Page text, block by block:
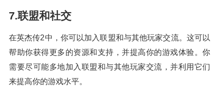
7.联盟和社交
在英杰传2中，你可以加入联盟和与其他玩家交流。这可以
帮助你获得更多的资源和支持，并提高你的游戏体验。你
需要尽可能多地加入联盟和与其他玩家交流，并利用它们
来提高你的游戏水平。